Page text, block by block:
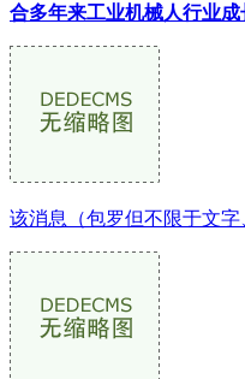
合多年来工业机械人行业
该消息（包罗但不限于文